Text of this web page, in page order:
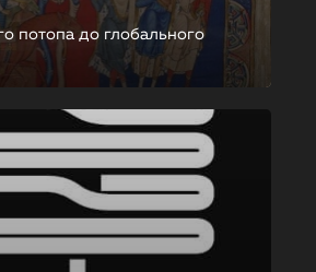
потопа до глобального